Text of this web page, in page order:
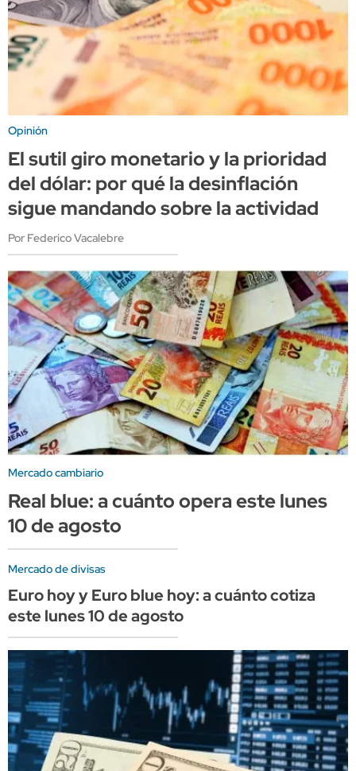
Opinión
El sutil giro monetario y la prioridad
del dólar: por qué la desinflación
sigue mandando sobre la actividad
Por Federico Vacalebre
Mercado cambiario
Real blue: a cuánto opera este lunes
10 de agosto
Mercado de divisas
Euro hoy y Euro blue hoy: a cuánto cotiza
este lunes 10 de agosto